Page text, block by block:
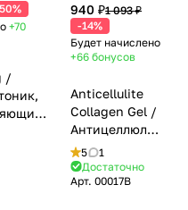
+70
/
940 ₽1 093 ₽
-14%
Будет начислено
+66 бонусов
Anticellulite
Collagen Gel /
Антицеллюлитный
гель с
гидролизатом
коллагена и
5
1
Достаточно
Арт.00017B